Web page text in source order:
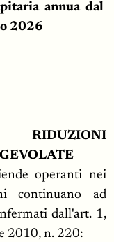
annua dal
2026
RIDUZIONI
operanti nei
continuano ad
dall'art. 1,
2010, n. 220: